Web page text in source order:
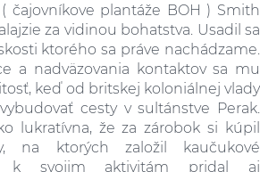
čajovníkove plantáže BOH ) Smith
za vidinou bohatstva. Usadil sa
ktorého sa práve nachádzame.
a nadväzovania kontaktov sa mu
keď od britskej koloniálnej vlady
cesty v sultánstve Perak.
lukratívna, že za zárobok si kúpil
na ktorých založil kaučukové
k svojim aktivitám pridal aj